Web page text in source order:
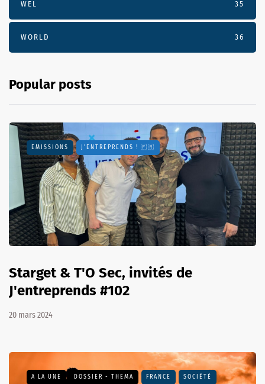
WEL 35
WORLD 36
Popular posts
EMISSIONS J'ENTREPRENDS ! 🇫🇷
Starget & T'O Sec, invités de
J'entreprends #102
20 mars 2024
A LA UNE DOSSIER - THEMA FRANCE SOCIÉTÉ